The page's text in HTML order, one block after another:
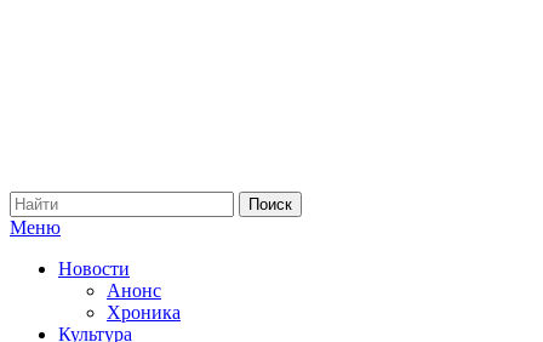
Меню
Новости
Анонс
Хроника
Культура